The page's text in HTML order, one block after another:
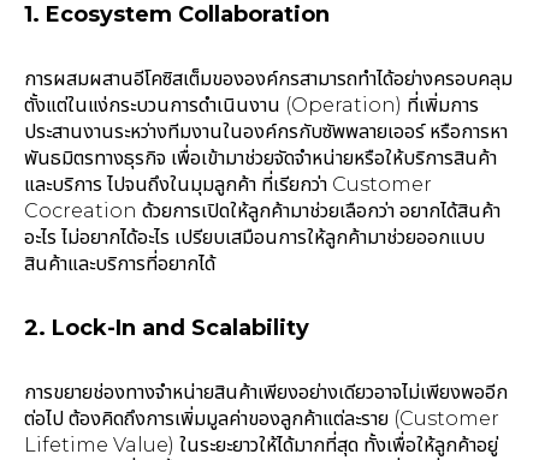
1. Ecosystem Collaboration
การผสมผสานอีโคซิสเต็มขององค์กรสามารถทำได้อย่างครอบคลุม
ตั้งแต่ในแง่กระบวนการดำเนินงาน (Operation) ที่เพิ่มการ
ประสานงานระหว่างทีมงานในองค์กรกับซัพพลายเออร์ หรือการหา
พันธมิตรทางธุรกิจ เพื่อเข้ามาช่วยจัดจำหน่ายหรือให้บริการสินค้า
และบริการ ไปจนถึงในมุมลูกค้า ที่เรียกว่า Customer
Cocreation ด้วยการเปิดให้ลูกค้ามาช่วยเลือกว่า อยากได้สินค้า
อะไร ไม่อยากได้อะไร เปรียบเสมือนการให้ลูกค้ามาช่วยออกแบบ
สินค้าและบริการที่อยากได้
2. Lock-In and Scalability
การขยายช่องทางจำหน่ายสินค้าเพียงอย่างเดียวอาจไม่เพียงพออีก
ต่อไป ต้องคิดถึงการเพิ่มมูลค่าของลูกค้าแต่ละราย (Customer
Lifetime Value) ในระยะยาวให้ได้มากที่สุด ทั้งเพื่อให้ลูกค้าอยู่